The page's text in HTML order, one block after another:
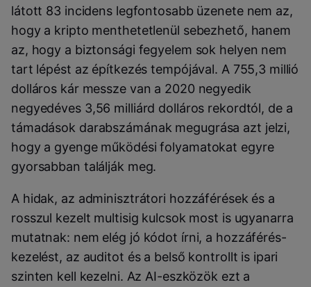
látott 83 incidens legfontosabb üzenete nem az,
hogy a kripto menthetetlenül sebezhető, hanem
az, hogy a biztonsági fegyelem sok helyen nem
tart lépést az építkezés tempójával. A 755,3 millió
dolláros kár messze van a 2020 negyedik
negyedéves 3,56 milliárd dolláros rekordtól, de a
támadások darabszámának megugrása azt jelzi,
hogy a gyenge működési folyamatokat egyre
gyorsabban találják meg.
A hidak, az adminisztrátori hozzáférések és a
rosszul kezelt multisig kulcsok most is ugyanarra
mutatnak: nem elég jó kódot írni, a hozzáférés-
kezelést, az auditot és a belső kontrollt is ipari
szinten kell kezelni. Az AI-eszközök ezt a